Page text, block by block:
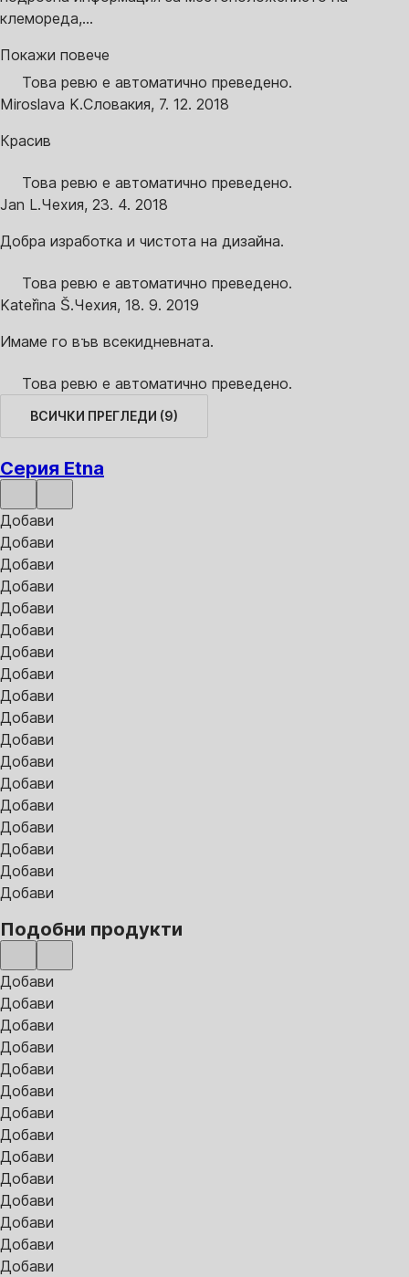
клемореда,...
Покажи повече
Това ревю е автоматично преведено.
Miroslava K.Словакия, 7. 12. 2018
Красив
Това ревю е автоматично преведено.
Jan L.Чехия, 23. 4. 2018
Добра изработка и чистота на дизайна.
Това ревю е автоматично преведено.
Kateřina Š.Чехия, 18. 9. 2019
Имаме го във всекидневната.
Това ревю е автоматично преведено.
ВСИЧКИ ПРЕГЛЕДИ (9)
Серия Etna
Добави
Добави
Добави
Добави
Добави
Добави
Добави
Добави
Добави
Добави
Добави
Добави
Добави
Добави
Добави
Добави
Добави
Добави
Подобни продукти
Добави
Добави
Добави
Добави
Добави
Добави
Добави
Добави
Добави
Добави
Добави
Добави
Добави
Добави